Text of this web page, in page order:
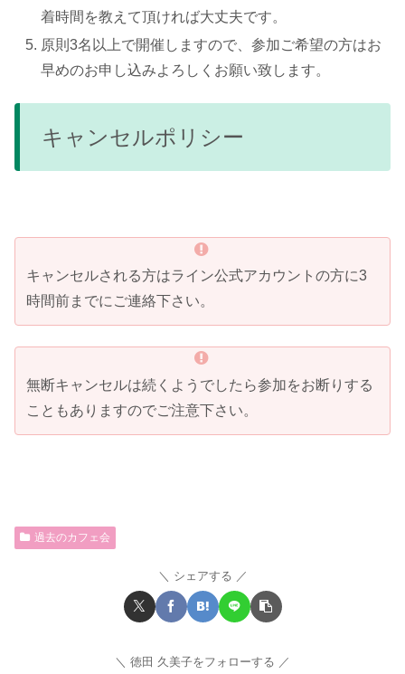
着時間を教えて頂ければ大丈夫です。
原則3名以上で開催しますので、参加ご希望の方はお
早めのお申し込みよろしくお願い致します。
キャンセルポリシー
キャンセルされる方はライン公式アカウントの方に3
時間前までにご連絡下さい。
無断キャンセルは続くようでしたら参加をお断りする
こともありますのでご注意下さい。
過去のカフェ会
シェアする
徳田 久美子をフォローする